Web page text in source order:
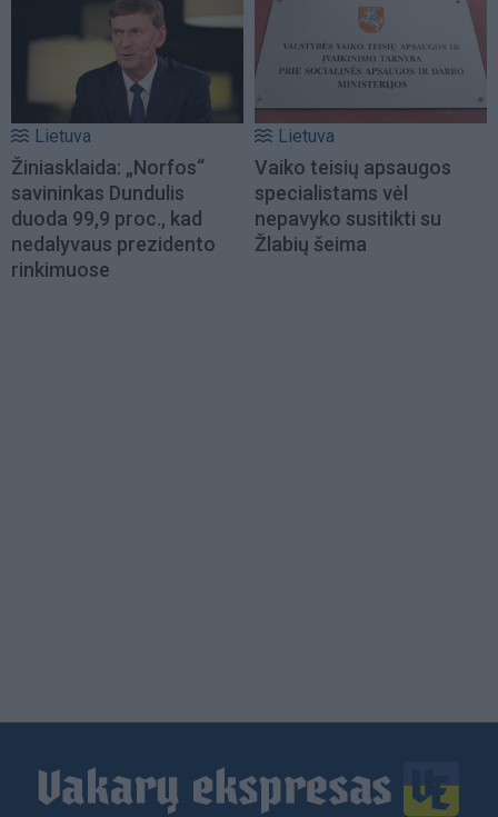
Lietuva
Žiniasklaida: „Norfos“
savininkas Dundulis
duoda 99,9 proc., kad
nedalyvaus prezidento
rinkimuose
Lietuva
Vaiko teisių apsaugos
specialistams vėl
nepavyko susitikti su
Žlabių šeima